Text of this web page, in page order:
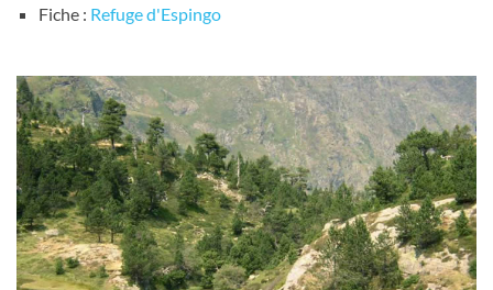
Fiche : Refuge d'Espingo